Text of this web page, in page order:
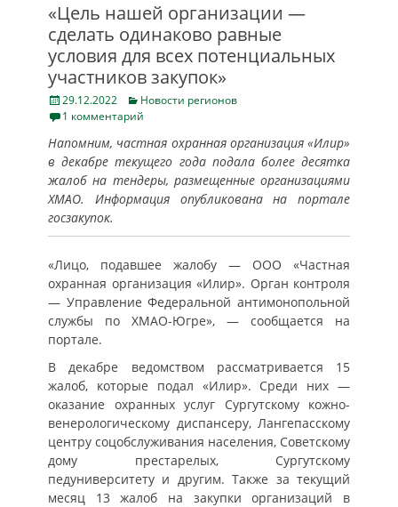
«Цель нашей организации —
сделать одинаково равные
условия для всех потенциальных
участников закупок»
Posted
on
29.12.2022 Categories
Новости регионов
1 комментарий
Напомним, частная охранная организация «Илир»
в декабре текущего года подала более десятка
жалоб на тендеры, размещенные организациями
ХМАО. Информация опубликована на портале
госзакупок.
«Лицо, подавшее жалобу — ООО «Частная
охранная организация «Илир». Орган контроля
— Управление Федеральной антимонопольной
службы по ХМАО-Югре», — сообщается на
портале.
В декабре ведомством рассматривается 15
жалоб, которые подал «Илир». Среди них —
оказание охранных услуг Сургутскому кожно-
венерологическому диспансеру, Лангепасскому
центру соцобслуживания населения, Советскому
дому престарелых, Сургутскому
педуниверситету и другим. Также за текущий
месяц 13 жалоб на закупки организаций в